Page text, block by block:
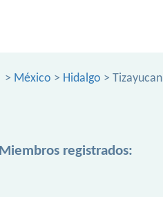
> México > Hidalgo > Tizayucan
Miembros registrados: